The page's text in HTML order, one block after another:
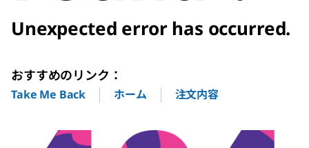
Unexpected error has occurred.
おすすめのリンク：
Take Me Back ホーム 注文内容